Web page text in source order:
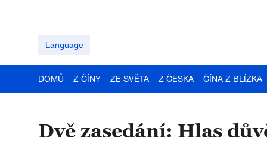
Language
DOMŮ Z ČÍNY ZE SVĚTA Z ČESKA ČÍNA Z BLÍZKA
Dvě zasedání: Hlas